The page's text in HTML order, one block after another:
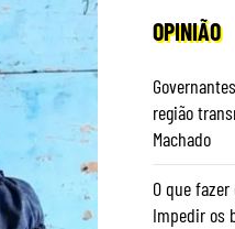
OPINIÃO
região
Machado
O que
Impedir os